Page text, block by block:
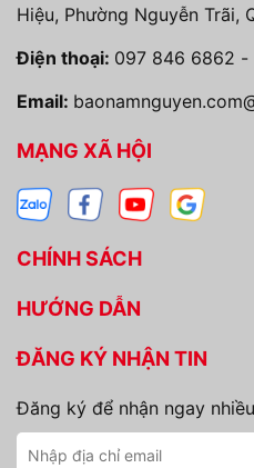
Hiệu, Phường Nguyễn Trãi,
Điện thoại: 097 846 6862 -
Email:
MẠNG XÃ HỘI
CHÍNH SÁCH
HƯỚNG DẪN
ĐĂNG KÝ NHẬN TIN
Đăng ký để nhận ngay